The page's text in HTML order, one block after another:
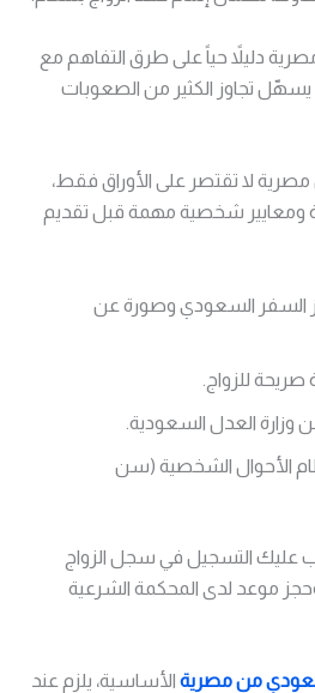
دليلاً حياً على طرق التفاهم مع
يسهّل تجاوز الكثير من الصعوبات
لا تقتصر على الأوراق فقط،
ومعايير شخصية مهمة قبل تقديم
السفر السعودي وصورة عن
صريحة للزواج.
العدل السعودية.
الأحوال الشخصية (سن
عليك التسجيل في سجل الزواج
موعد لدى المحكمة الشرعية
من مصريةالأساسية، يلزم عند